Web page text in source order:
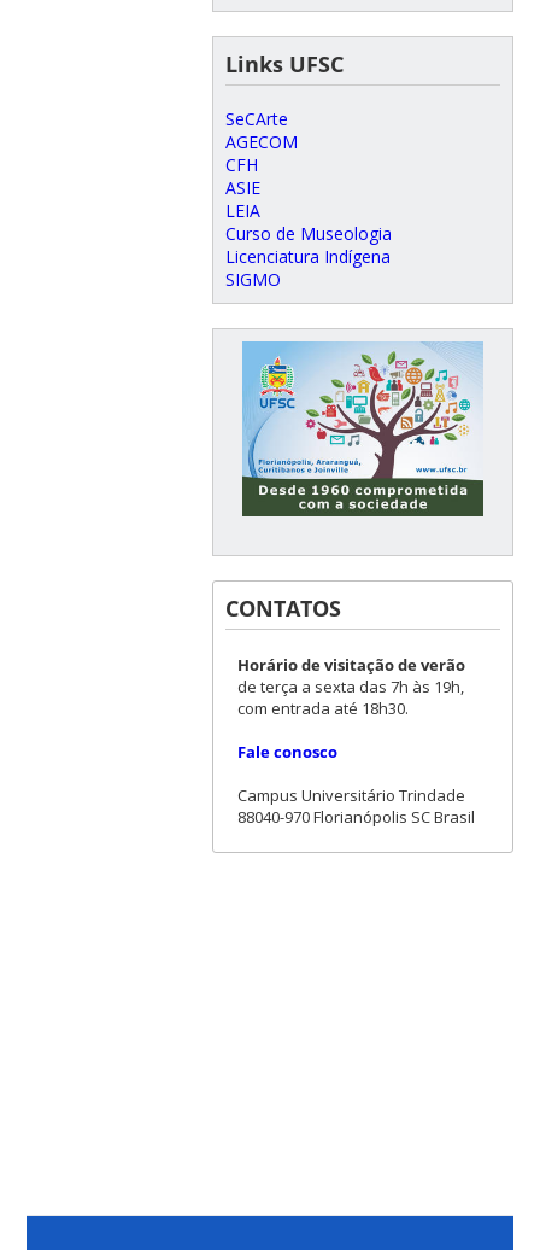
Links UFSC
SeCArte
AGECOM
CFH
ASIE
LEIA
Curso de Museologia
Licenciatura Indígena
SIGMO
CONTATOS
Horário de visitação de verão
de terça a sexta das 7h às 19h,
com entrada até 18h30.
Fale conosco
Campus Universitário Trindade
88040-970 Florianópolis SC Brasil